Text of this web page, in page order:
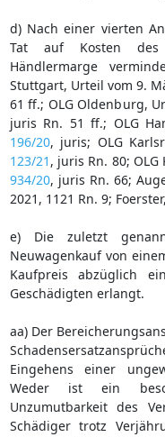
d) Nach einer vierten
Tat auf Kosten des
Händlermarge
Stuttgart, Urteil vom 9.
61 ff.; OLG Oldenburg,
juris Rn. 51 ff.; OLG
196/20, juris; OLG
123/21 , juris Rn. 80;
934/20, juris Rn. 66;
2021, 1121 Rn. 9;
e) Die zuletzt
Neuwagenkauf von
Kaufpreis abzüglich
Geschädigten erlangt.
aa) Der
Eingehens einer
Weder ist ein
Unzumutbarkeit des
Schädiger trotz